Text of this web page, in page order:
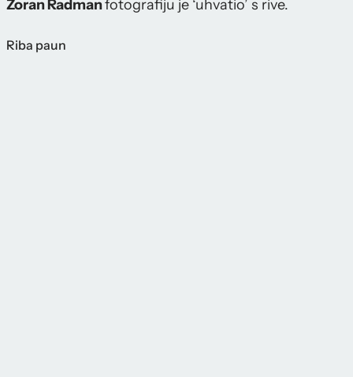
Zoran Radmanfotografiju je ‘uhvatio’ s rive.
Riba paun